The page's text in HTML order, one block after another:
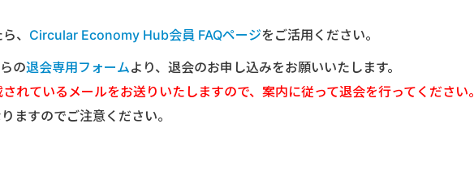
、 Circular Economy Hub会員 FAQページをご活用ください。
の退会専用フォームより、退会のお申し込みをお願いいたします。
れているメールをお送りいたしますので、案内に従って退会を行ってください。
ますのでご注意ください。